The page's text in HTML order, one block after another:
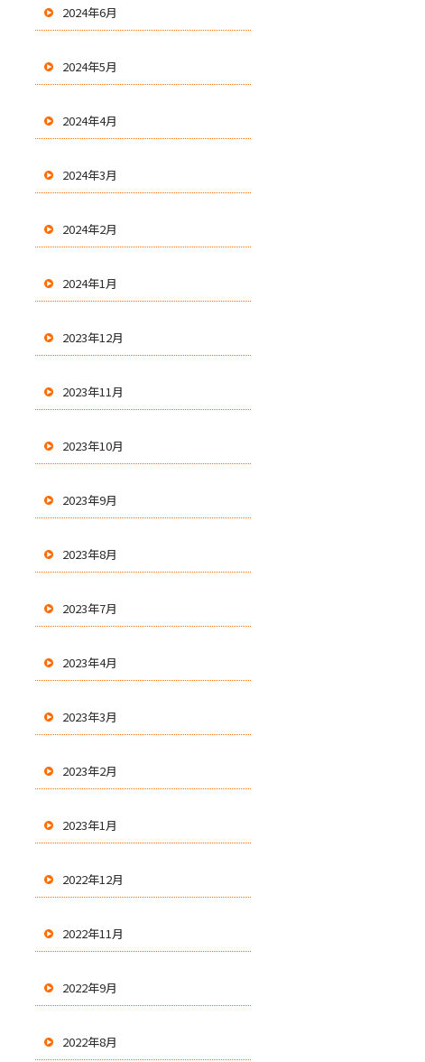
2024年6月
2024年5月
2024年4月
2024年3月
2024年2月
2024年1月
2023年12月
2023年11月
2023年10月
2023年9月
2023年8月
2023年7月
2023年4月
2023年3月
2023年2月
2023年1月
2022年12月
2022年11月
2022年9月
2022年8月